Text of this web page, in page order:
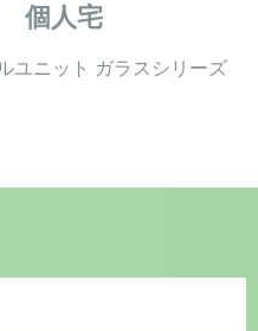
個人宅
ユニット ガラスシリーズ